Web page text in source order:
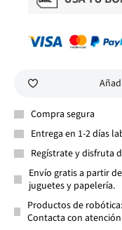
Compra segura
Entrega en 1-2 días
Regístrate y disfruta
Envío gratis a partir
juguetes y papelería.
Productos de
Contacta con